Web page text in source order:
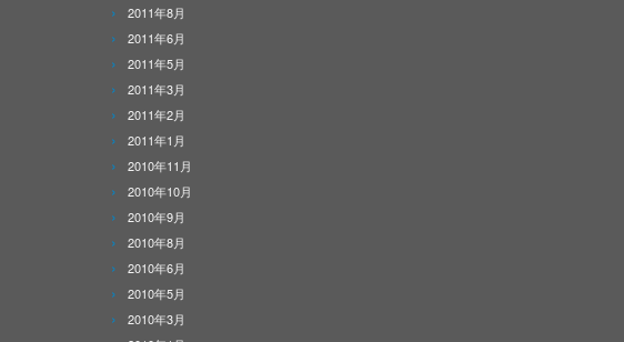
2011年8月
2011年6月
2011年5月
2011年3月
2011年2月
2011年1月
2010年11月
2010年10月
2010年9月
2010年8月
2010年6月
2010年5月
2010年3月